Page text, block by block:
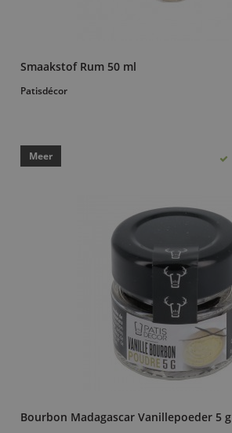
Smaakstof Rum 50 ml
Patisdécor
Meer
Bourbon Madagascar Vanillepoeder 5 g